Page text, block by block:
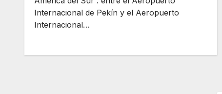
Internacional de Pekín y el Aeropuerto
Internacional…